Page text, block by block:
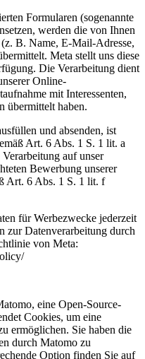
Formularen (sogenannte
werden die von Ihnen
B. Name, E-Mail-Adresse,
Meta stellt uns diese
Die Verarbeitung dient
Online-
mit Interessenten,
übermittelt haben.
und absenden, ist
Art. 6 Abs. 1 S. 1 lit. a
auf unser
Bewerbung unserer
Art. 6 Abs. 1 S. 1 lit. f
für Werbezwecke jederzeit
zur Datenverarbeitung durch
von Meta:
eine Open-Source-
Cookies, um eine
ermöglichen. Sie haben die
durch Matomo zu
Option finden Sie auf